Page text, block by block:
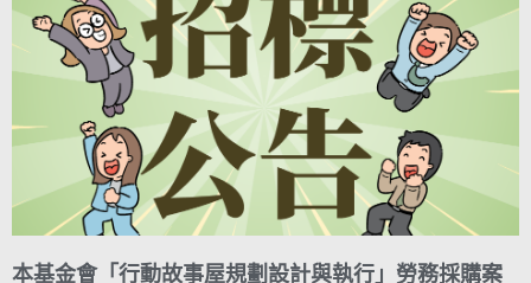
本基金會「行動故事屋規劃設計與執行」勞務採購案